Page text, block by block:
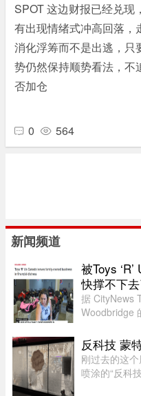
SPOT 这边财报已经兑现
有出现情绪式冲高回落，
消化浮筹而不是出逃，只
势仍然保持顺势看法，不
否加仓
0 564
新闻频道
被Toys
快撑不下
据 CityNews
Woodbridge
品售价低至
童电动车和
反科技 蒙
刚过去的这
喷涂的“反科